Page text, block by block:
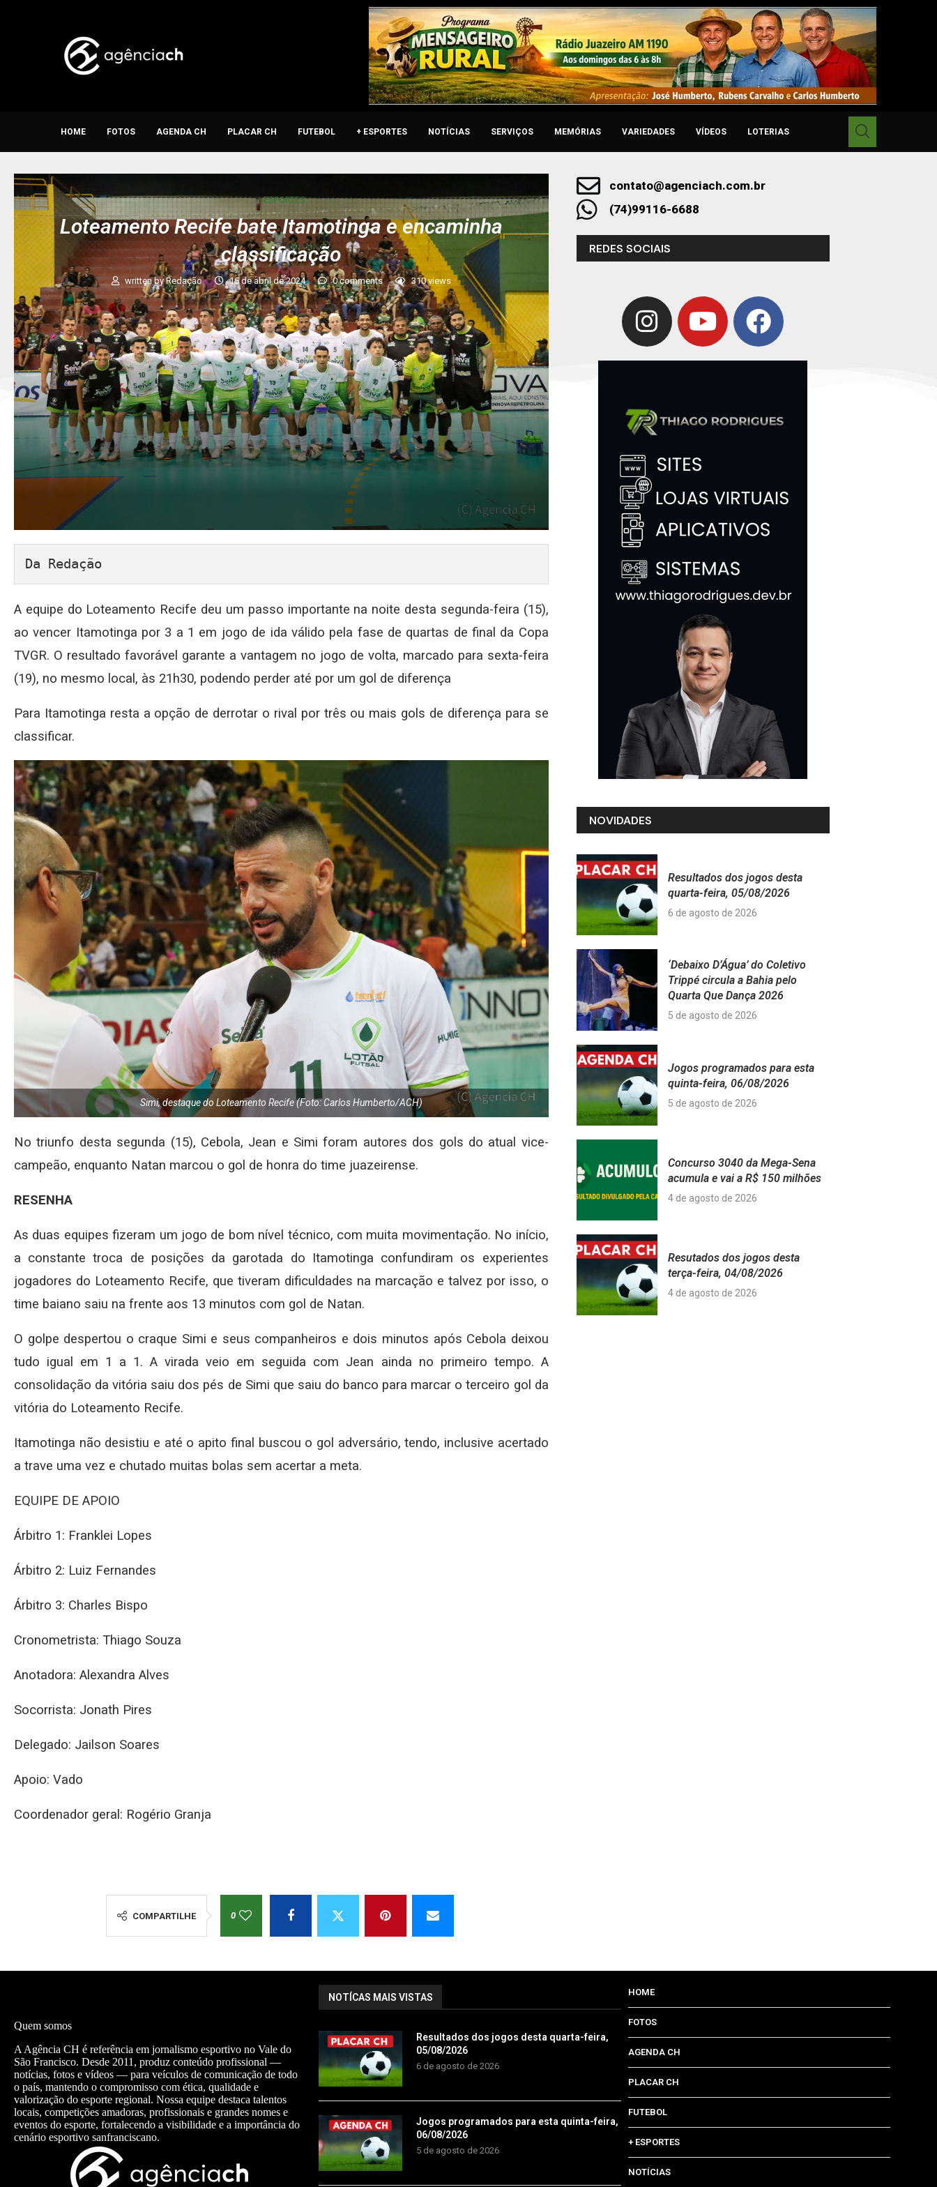
HOME FOTOS AGENDA CH PLACAR CH FUTEBOL + ESPORTES NOTÍCIAS SERVIÇOS MEMÓRIAS VARIEDADES VÍDEOS LOTERIAS
+ ESPORTES
Loteamento Recife bate Itamotinga e encaminha
classificação
written byRedação 15 de abril de 2024 0 comments 310views
Da Redação
A equipe do Loteamento Recife deu um passo importante na noite desta segunda-feira (15),
ao vencer Itamotinga por 3 a 1 em jogo de ida válido pela fase de quartas de final da Copa
TVGR. O resultado favorável garante a vantagem no jogo de volta, marcado para sexta-feira
(19), no mesmo local, às 21h30, podendo perder até por um gol de diferença
Para Itamotinga resta a opção de derrotar o rival por três ou mais gols de diferença para se
classificar.
Simi, destaque do Loteamento Recife (Foto: Carlos Humberto/ACH)
No triunfo desta segunda (15), Cebola, Jean e Simi foram autores dos gols do atual vice-
campeão, enquanto Natan marcou o gol de honra do time juazeirense.
RESENHA
As duas equipes fizeram um jogo de bom nível técnico, com muita movimentação. No início,
a constante troca de posições da garotada do Itamotinga confundiram os experientes
jogadores do Loteamento Recife, que tiveram dificuldades na marcação e talvez por isso, o
time baiano saiu na frente aos 13 minutos com gol de Natan.
O golpe despertou o craque Simi e seus companheiros e dois minutos após Cebola deixou
tudo igual em 1 a 1. A virada veio em seguida com Jean ainda no primeiro tempo. A
consolidação da vitória saiu dos pés de Simi que saiu do banco para marcar o terceiro gol da
vitória do Loteamento Recife.
Itamotinga não desistiu e até o apito final buscou o gol adversário, tendo, inclusive acertado
a trave uma vez e chutado muitas bolas sem acertar a meta.
EQUIPE DE APOIO
Árbitro 1: Franklei Lopes
Árbitro 2: Luiz Fernandes
Árbitro 3: Charles Bispo
Cronometrista: Thiago Souza
Anotadora: Alexandra Alves
Socorrista: Jonath Pires
Delegado: Jailson Soares
Apoio: Vado
Coordenador geral: Rogério Granja
COMPARTILHE 0
contato@agenciach.com.br
(74)99116-6688
REDES SOCIAIS
NOVIDADES
Resultados dos jogos desta
quarta-feira, 05/08/2026
6 de agosto de 2026
‘Debaixo D’Água’ do Coletivo
Trippé circula a Bahia pelo
Quarta Que Dança 2026
5 de agosto de 2026
Jogos programados para esta
quinta-feira, 06/08/2026
5 de agosto de 2026
Concurso 3040 da Mega-Sena
acumula e vai a R$ 150 milhões
4 de agosto de 2026
Resutados dos jogos desta
terça-feira, 04/08/2026
4 de agosto de 2026
Quem somos
A Agência CH é referência em jornalismo esportivo no Vale do
São Francisco. Desde 2011, produz conteúdo profissional —
notícias, fotos e vídeos — para veículos de comunicação de todo
o país, mantendo o compromisso com ética, qualidade e
valorização do esporte regional. Nossa equipe destaca talentos
locais, competições amadoras, profissionais e grandes nomes e
eventos do esporte, fortalecendo a visibilidade e a importância do
cenário esportivo sanfranciscano.
NOTÍCAS MAIS VISTAS
Resultados dos jogos desta quarta-feira,
05/08/2026
6 de agosto de 2026
Jogos programados para esta quinta-feira,
06/08/2026
5 de agosto de 2026
HOME
FOTOS
AGENDA CH
PLACAR CH
FUTEBOL
+ ESPORTES
NOTÍCIAS